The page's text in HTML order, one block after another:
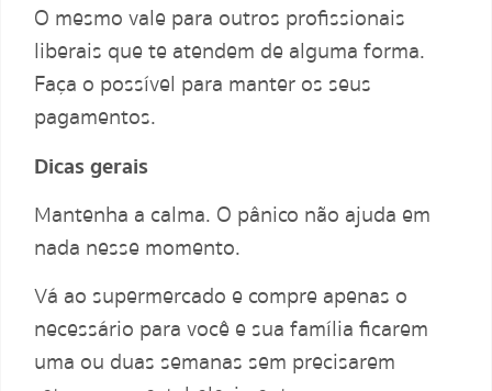
O mesmo vale para outros profissionais
liberais que te atendem de alguma forma.
Faça o possível para manter os seus
pagamentos.
Dicas gerais
Mantenha a calma. O pânico não ajuda em
nada nesse momento.
Vá ao supermercado e compre apenas o
necessário para você e sua família ficarem
uma ou duas semanas sem precisarem